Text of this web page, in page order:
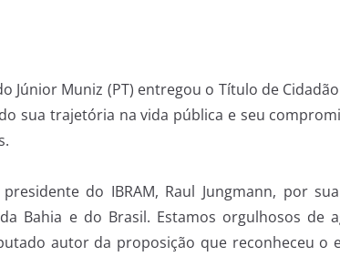
Júnior Muniz (PT) entregou o Título de
sua trajetória na vida pública e seu
do IBRAM, Raul Jungmann, por
Bahia e do Brasil. Estamos orgulhosos de
autor da proposição que reconheceu o